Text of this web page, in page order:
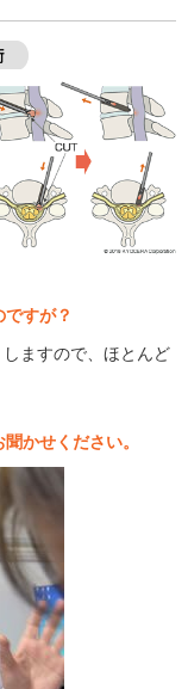
すが？
ますので、ほとんど
かせください。